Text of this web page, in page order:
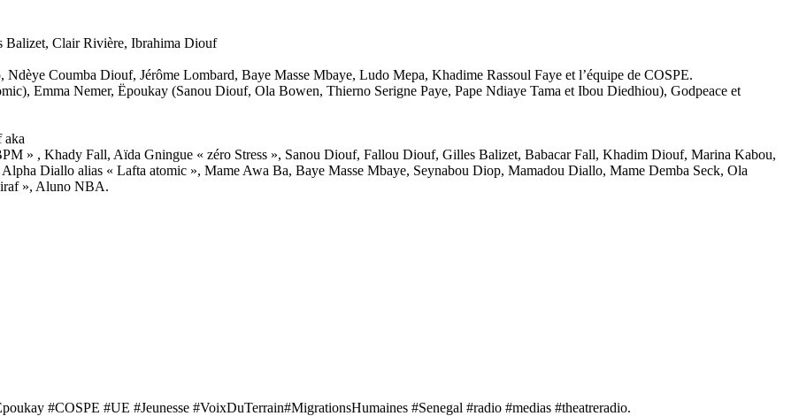
Balizet, Clair Rivière, Ibrahima Diouf
Coumba Diouf, Jérôme Lombard, Baye Masse Mbaye, Ludo Mepa, Khadime Rassoul Faye et l’équipe de COSPE.
Emma Nemer, Ëpoukay (Sanou Diouf, Ola Bowen, Thierno Serigne Paye, Pape Ndiaye Tama et Ibou Diedhiou), Godpeace et
aka
» , Khady Fall, Aïda Gningue « zéro Stress », Sanou Diouf, Fallou Diouf, Gilles Balizet, Babacar Fall, Khadim Diouf, Marina Kabou,
Diallo alias « Lafta atomic », Mame Awa Ba, Baye Masse Mbaye, Seynabou Diop, Mamadou Diallo, Mame Demba Seck, Ola
», Aluno NBA.
#COSPE #UE #Jeunesse #VoixDuTerrain#MigrationsHumaines #Senegal #radio #medias #theatreradio.